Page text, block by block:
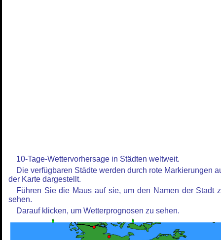
10-Tage-Wettervorhersage in Städten weltweit.
Die verfügbaren Städte werden durch rote Markierungen
der Karte dargestellt.
Führen Sie die Maus auf sie, um den Namen der Stadt
sehen.
Darauf klicken, um Wetterprognosen zu sehen.